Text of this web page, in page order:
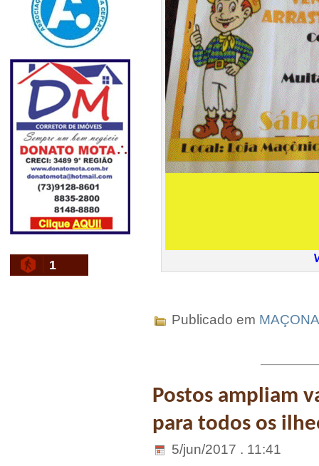
1
Publicado em
Postos ampliam
para todos os
5/jun/2017 . 11:41